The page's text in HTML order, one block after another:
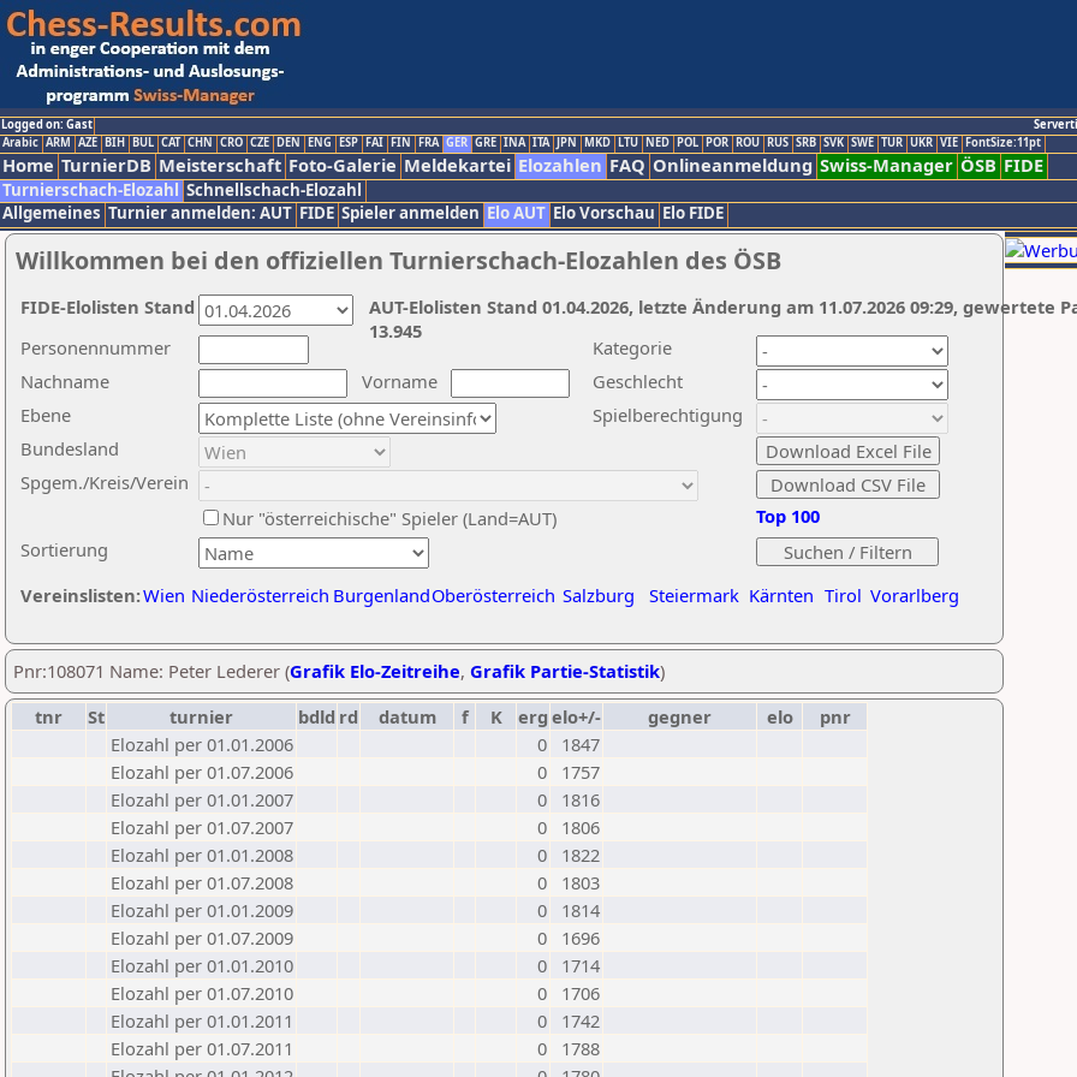
Logged on: Gast
Arabic ARM AZE BIH BUL CAT CHN CRO CZE DEN ENG ESP FAI FIN FRA GER GRE INA ITA JPN MKD LTU NED POL POR ROU RUS SRB SVK SWE TUR UKR VIE FontSize:11pt
Home TurnierDB Meisterschaft Foto-Galerie Meldekartei Elozahlen FAQ Onlineanmeldung Swiss-Manager ÖSB FIDE
Turnierschach-Elozahl Schnellschach-Elozahl
Allgemeines Turnier anmelden: AUT FIDE Spieler anmelden Elo AUT Elo Vorschau Elo FIDE
Willkommen bei den offiziellen Turnierschach-Elozahlen des ÖSB
Nachname
Vorname
Ebene
Kategorie
Sortierung
Personennummer
Bundesland
Spgem./Kreis/Verein
Geschlecht
Nur "österreichische" Spieler (Land=AUT)
Spielberechtigung
Vereinslisten:Wien Niederösterreich BurgenlandOberösterreich Salzburg Steiermark Kärnten Tirol Vorarlberg
Top 100
AUT-Elolisten Stand 01.04.2026, letzte Änderung am 11.07.2026 09:29, gewertete
13.945
FIDE-Elolisten Stand
Pnr:108071 Name: Peter Lederer (Grafik Elo-Zeitreihe, Grafik Partie-Statistik)
tnr
St turnier bdld rd datum f K erg elo+/- gegner elo
pnr
Elozahl per 01.01.2006
0
1847
Elozahl per 01.07.2006
0
1757
Elozahl per 01.01.2007
0
1816
Elozahl per 01.07.2007
0
1806
Elozahl per 01.01.2008
0
1822
Elozahl per 01.07.2008
0
1803
Elozahl per 01.01.2009
0
1814
Elozahl per 01.07.2009
0
1696
Elozahl per 01.01.2010
0
1714
Elozahl per 01.07.2010
0
1706
Elozahl per 01.01.2011
0
1742
Elozahl per 01.07.2011
0
1788